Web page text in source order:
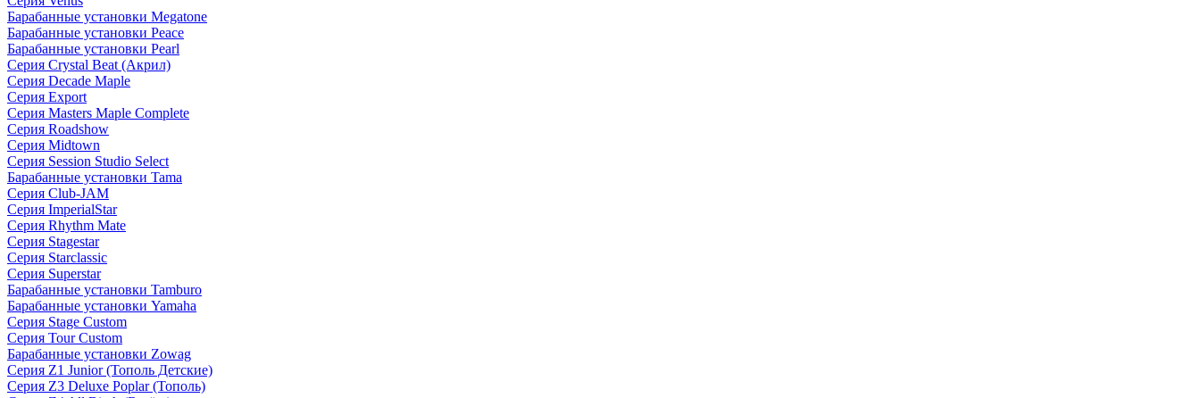
Барабанные установки Megatone
Барабанные установки Peace
Барабанные установки Pearl
Серия Crystal Beat (Акрил)
Серия Decade Maple
Серия Export
Серия Masters Maple Complete
Серия Roadshow
Серия Midtown
Серия Session Studio Select
Барабанные установки Tama
Серия Club-JAM
Серия ImperialStar
Серия Rhythm Mate
Серия Stagestar
Серия Starclassic
Серия Superstar
Барабанные установки Tamburo
Барабанные установки Yamaha
Серия Stage Custom
Серия Tour Custom
Барабанные установки Zowag
Серия Z1 Junior (Тополь Детские)
Серия Z3 Deluxe Poplar (Тополь)